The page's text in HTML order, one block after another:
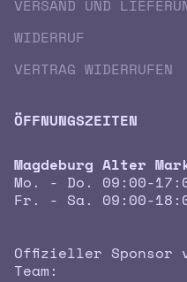
VERSAND UND
WIDERRUF
VERTRAG WIDERRUFEN
ÖFFNUNGSZEITEN
Magdeburg Alter
Mo. - Do. 09:00-
Fr. - Sa. 09:00-
Offizieller Sponsor
Team: